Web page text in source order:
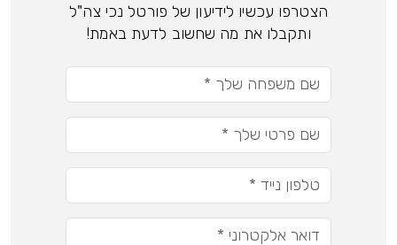
הצטרפו עכשיו לידיעון של פורטל נכי צה"ל
ותקבלו את מה שחשוב לדעת באמת!